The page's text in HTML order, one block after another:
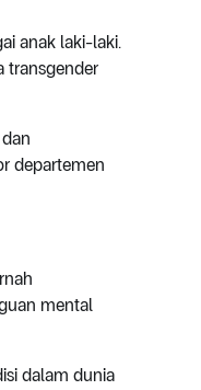
anak laki-laki.
transgender
departemen
mental
dalam dunia